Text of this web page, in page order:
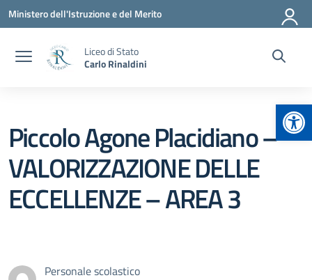
Vai ai contenuti
Vai al menu di navigazione
Vai al footer
Ministero dell'Istruzione e del Merito
Liceo di Stato
Carlo Rinaldini
Piccolo Agone Placidiano –
VALORIZZAZIONE DELLE
ECCELLENZE – AREA 3
Personale scolastico